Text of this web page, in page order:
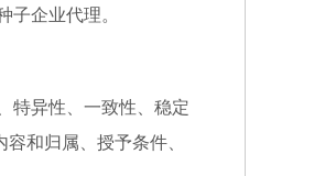
企业代理。
特异性、一致性、稳定
和归属、授予条件、